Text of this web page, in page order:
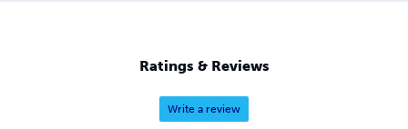
Ratings & Reviews
Write a review